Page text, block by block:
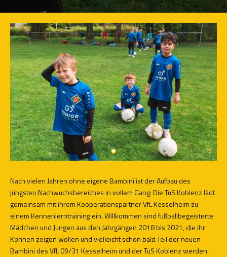
Nach vielen Jahren ohne eigene Bambini ist der Aufbau des
jüngsten Nachwuchsbereiches in vollem Gang: Die TuS Koblenz lädt
gemeinsam mit ihrem Kooperationspartner VfL Kesselheim zu
einem Kennenlerntraining ein. Willkommen sind fußballbegeisterte
Mädchen und Jungen aus den Jahrgängen 2018 bis 2021, die ihr
Können zeigen wollen und vielleicht schon bald Teil der neuen
Bambini des VfL 09/31 Kesselheim und der TuS Koblenz werden.